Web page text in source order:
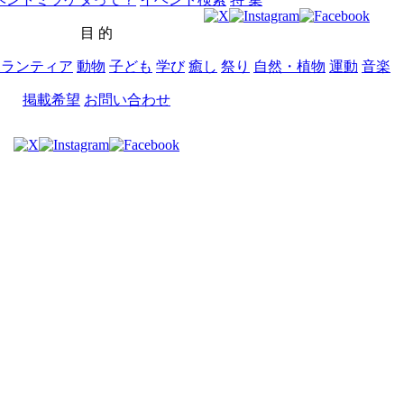
目 的
ンティア 動物 子ども 学び 癒し 祭り 自然・植物 運動 音楽
掲載希望 お問い合わせ